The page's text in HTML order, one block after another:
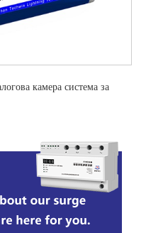
камера система за